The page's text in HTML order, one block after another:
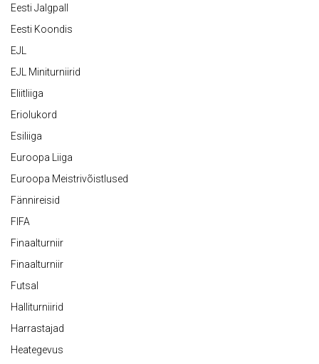
Eesti Jalgpall
Eesti Koondis
EJL
EJL Miniturniirid
Eliitliiga
Eriolukord
Esiliiga
Euroopa Liiga
Euroopa Meistrivõistlused
Fännireisid
FIFA
Finaalturniir
Finaalturniir
Futsal
Halliturniirid
Harrastajad
Heategevus